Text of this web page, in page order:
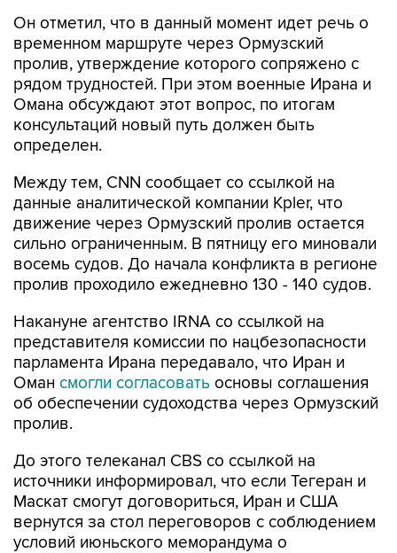
Он отметил, что в данный момент идет речь о
временном маршруте через Ормузский
пролив, утверждение которого сопряжено с
рядом трудностей. При этом военные Ирана и
Омана обсуждают этот вопрос, по итогам
консультаций новый путь должен быть
определен.
Между тем, CNN сообщает со ссылкой на
данные аналитической компании Kpler, что
движение через Ормузский пролив остается
сильно ограниченным. В пятницу его миновали
восемь судов. До начала конфликта в регионе
пролив проходило ежедневно 130 - 140 судов.
Накануне агентство IRNA со ссылкой на
представителя комиссии по нацбезопасности
парламента Ирана передавало, что Иран и
Оман смогли согласовать основы соглашения
об обеспечении судоходства через Ормузский
пролив.
До этого телеканал CBS со ссылкой на
источники информировал, что если Тегеран и
Маскат смогут договориться, Иран и США
вернутся за стол переговоров с соблюдением
условий июньского меморандума о